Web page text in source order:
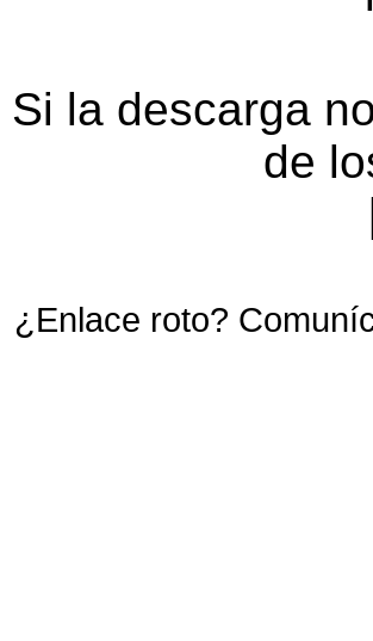
Si la descarga
de
¿Enlace roto?